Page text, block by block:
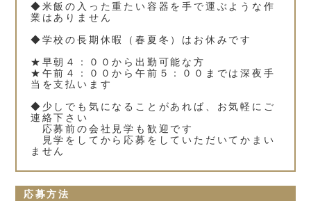
◆米飯の入った重たい容器を手で運ぶような作
業はありません
◆学校の長期休暇（春夏冬）はお休みです
★早朝４：００から出勤可能な方
★午前４：００から午前５：００までは深夜手
当を支払います
◆少しでも気になることがあれば、お気軽にご
連絡下さい
応募前の会社見学も歓迎です
見学をしてから応募をしていただいてかまい
ません
応募方法